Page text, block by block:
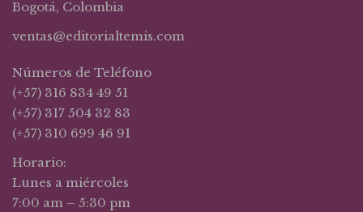
Bogotá, Colombia
ventas@editorialtemis.com
Números de Teléfono
(+57) 316 834 49 51
(+57) 317 504 32 83
(+57) 310 699 46 91
Horario:
Lunes a miércoles
7:00 am – 5:30 pm